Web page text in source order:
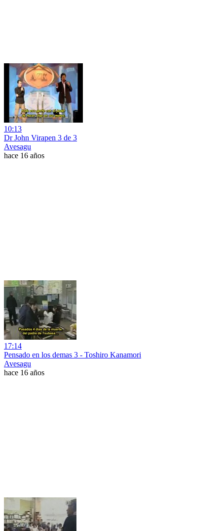
10:13
Dr John Virapen 3 de 3
Avesagu
hace 16 años
17:14
Pensado en los demas 3 - Toshiro Kanamori
Avesagu
hace 16 años